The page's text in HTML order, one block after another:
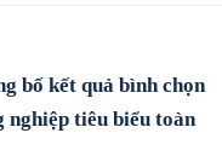
bố kết quả bình chọn
nghiệp tiêu biểu toàn